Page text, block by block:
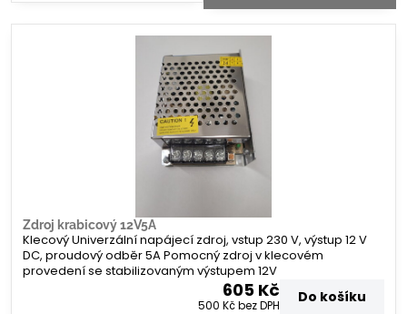
Zdroj krabicový 12V5A
Klecový Univerzální napájecí zdroj, vstup 230 V, výstup 12 V
DC, proudový odběr 5A Pomocný zdroj v klecovém
provedení se stabilizovaným výstupem 12V
605 Kč
500 Kčbez DPH Do košíku